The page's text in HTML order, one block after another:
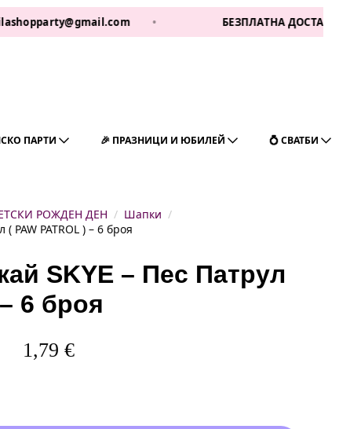
• БЕЗПЛАТНА ДОСТАВКА ЗА 1
ПАРТИ 🎉 ПРАЗНИЦИ И ЮБИЛЕЙ 💍 СВАТБИ
РОЖДЕН ДЕН
Шапки
PAW PATROL ) – 6 броя
SKYE – Пес Патрул
6 броя
1,79 €